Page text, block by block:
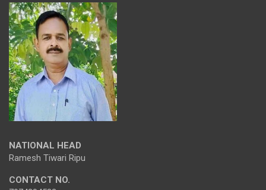
NATIONAL HEAD
Ramesh Tiwari Ripu
CONTACT NO.